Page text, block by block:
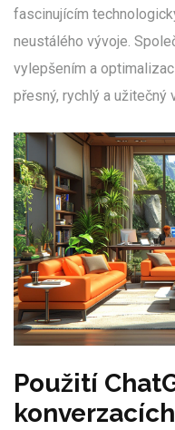
fascinujícím
neustálého vývoje.
vylepšením a
přesný, rychlý a užitečný
Použití
konverzacích